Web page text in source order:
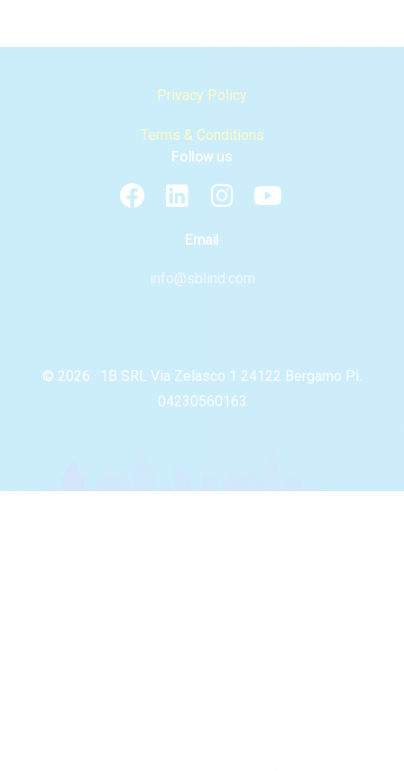
Privacy Policy
Terms & Conditions
Follow us
Email
info@sblind.com
© 2026 · 1B SRL Via Zelasco 1 24122 Bergamo P.I.
04230560163